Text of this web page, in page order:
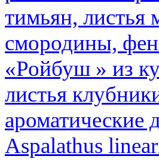
тимьян, листья
смородины,
«Ройбуш » из
листья
ароматические
Aspalathus